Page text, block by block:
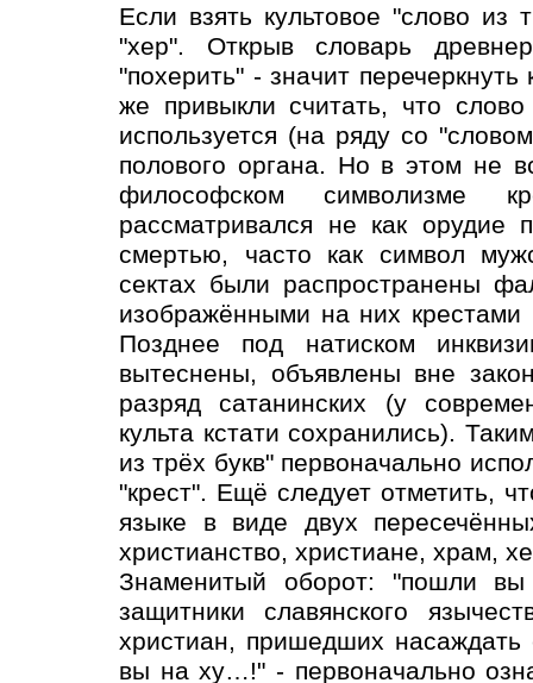
Если взять культовое "слово из
"хер". Открыв словарь
"похерить" - значит
же привыкли считать, что
используется (на ряду со
полового органа. Но в этом не
философском символизме
рассматривался не как
смертью, часто как символ
сектах были распространены
изображёнными на них
Позднее под натиском
вытеснены, объявлены вне
разряд сатанинских (у
культа кстати сохранились).
из трёх букв" первоначально
"крест". Ещё следует отметить,
языке в виде двух
христианство, христиане, храм,
Знаменитый оборот: "пошли
защитники славянского
христиан, пришедших
вы на ху…!" - первоначально